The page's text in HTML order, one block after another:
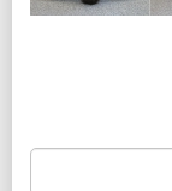
Keresés: